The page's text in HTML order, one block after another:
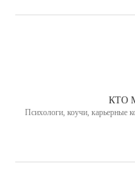
КТО
Психологи, коучи, карьерные